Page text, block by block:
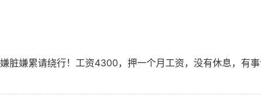
脏嫌累请绕行！工资4300，押一个月工资，没有休息，有